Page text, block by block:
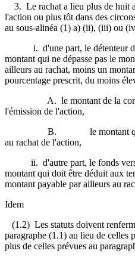
3. Le rachat a lieu plus de huit
l'action ou plus tôt dans des
au sous-alinéa (1) a) (ii), (iii) ou
i. d'une part, le détenteur de
montant qui ne dépasse pas le
ailleurs au rachat, moins un
pourcentage prescrit, du moins
A. le montant de la
l'émission de l'action,
B. le montant qui aurait
au rachat de l'action,
ii. d'autre part, le fonds verse
montant qui doit être déduit aux
montant payable par ailleurs au
Idem
(1.2) Les statuts doivent
paragraphe (1.1) au lieu de celles
plus de celles prévues au